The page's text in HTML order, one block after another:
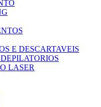
E DESCARTAVEIS
LASER